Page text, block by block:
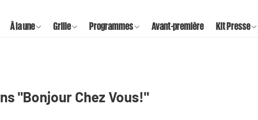
À la une Grille Programmes Avant-première Kit Presse
"Bonjour Chez Vous!"